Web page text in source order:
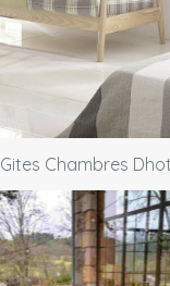
Gites Chambres